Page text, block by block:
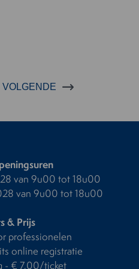
VOLGENDE
van 9u00 tot 18u00
van 9u00 tot 18u00
& Prijs
professionelen
online registratie
- € 7,00/ticket